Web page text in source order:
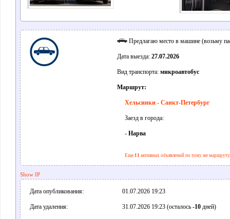
Предлагаю место в машине (возьму
Дата выезда: 27.07.2026
Вид транспорта: микроавтобус
Маршрут:
Хельсинки - Санкт-Петербург
Заезд в города:
- Нарва
Еще 11 активных объявлений по тому же маршруту.
Show IP
Дата опубликования: 01.07.2026 19:23
Дата удаления: 31.07.2026 19:23 (осталось -10дней)